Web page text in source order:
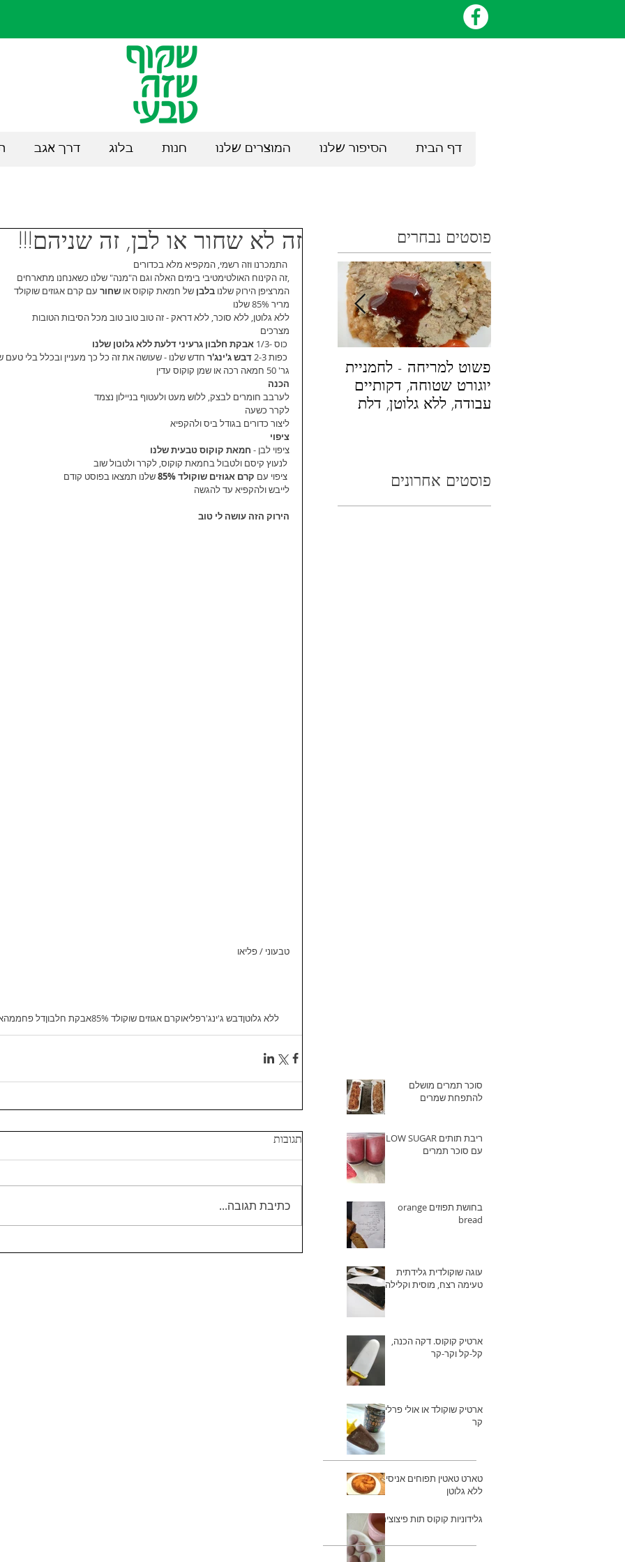
דף הבית הסיפור שלנו המוצרים שלנו חנות בלוג דרך אגב
זה לא שחור או לבן, זה שניהם!!!
,זה הקינוח האולטימטיבי בימים האלה וגם ה"מנה" שלנו כשאנחנו מתארחים
המרציפן הירוק שלנו בלבן של חמאת קוקוס או שחור עם קרם אגוזים שוקולד
מריר 85% שלנו
ללא גלוטן, ללא סוכר, ללא דראק - זה טוב טוב טוב מכל הסיבות הטובות
מצרכים
אבקת חלבון גרעיני דלעת ללא גלוטן שלנו
דבש ג'ינג'ר חדש שלנו - שעושה את זה כל כך מעניין ובכלל בלי טעם
גר' 50 חמאה רכה או שמן קוקוס עדין
הכנה
לערבב חומרים לבצק, ללוש מעט ולעטוף בניילון נצמד
לקרר כשעה
ליצור כדורים בגודל ביס ולהקפיא
ציפוי
ציפוי לבן - חמאת קוקוס טבעית שלנו
קרם אגוזים שוקולד 85%
שלנו תמצאו בפוסט קודם
לייבש ולהקפיא עד להגשה
הירוק הזה עושה לי טוב
טבעוני / פליאו
ללא גלוטןדבש ג'ינג'רפליאוקרם אגוזים שוקולד 85% אבקת חלבוןדל פחממה
תגובות
כתיבת תגובה...
פוסטים נבחרים
פשוט למריחה - לחמניית
יוגורט שטוחה, דקותיים
עבודה, ללא גלוטן, דלת
לחם שקדים אוורירי
ונימוח, דל פחממה, עשיר
בחלבון, ללא קמח, ללא
פשטידת גבינות מקמח
גלוטן שלנו. בוקר שבת
פוסטים אחרונים
סוכר תמרים מושלם
להתפחת שמרים
ריבת תותים LOW SUGAR
עם סוכר תמרים
בחושת תפוזים orange
bread
עוגה שוקולדית גלידתית
טעימה רצח, מוסית וקלילה
ארטיק קוקוס. דקה הכנה,
קל-קל וקר-קר
ארטיק שוקולד או אולי פרלין
קר
טארט טאטין תפוחים אניסי
ללא גלוטן
גלידוניות קוקוס תות פיצוצית